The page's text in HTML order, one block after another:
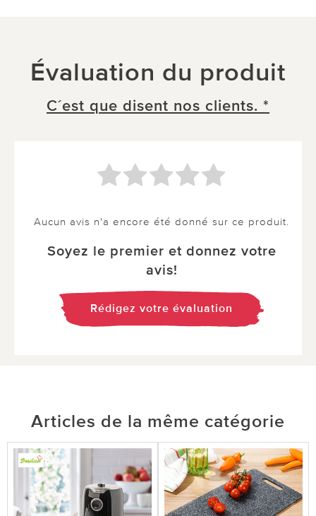
Évaluation du produit
C´est que disent nos clients. *
Aucun avis n'a encore été donné sur ce produit.
Soyez le premier et donnez votre
avis!
Rédigez votre évaluation
Articles de la même catégorie